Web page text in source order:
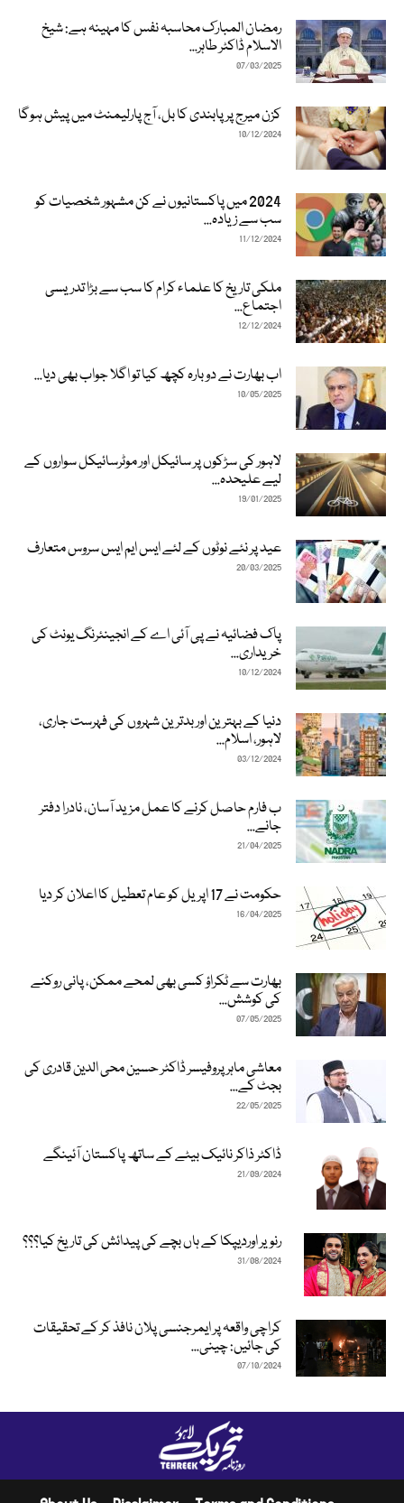
رمضان المبارک محاسبہ نفس کا مہینہ ہے: شیخ
الاسلام ڈاکٹر طاہر...
07/03/2025
کزن میرج پر پابندی کا بل، آج پارلیمنٹ میں پیش ہوگا
10/12/2024
2024 میں پاکستانیوں نے کن مشہور شخصیات کو
سب سے زیادہ...
11/12/2024
ملکی تاریخ کا علماء کرام کا سب سے بڑا تدریسی
اجتماع...
12/12/2024
اب بھارت نے دوبارہ کچھ کیا تو اگلا جواب بھی دیا...
10/05/2025
لاہور کی سڑکوں پر سائیکل اور موٹرسائیکل سواروں کے
لیے علیحدہ...
19/01/2025
عید پر نئے نوٹوں کے لئے ایس ایم ایس سروس متعارف
20/03/2025
پاک فضائیہ نے پی آئی اے کے انجینئرنگ یونٹ کی
خریداری...
10/12/2024
دنیا کے بہترین اور بدترین شہروں کی فہرست جاری،
لاہور، اسلام...
03/12/2024
ب فارم حاصل کرنے کا عمل مزید آسان، نادرا دفتر
جانے...
21/04/2025
حکومت نے 17 اپریل کو عام تعطیل کا اعلان کر دیا
16/04/2025
بھارت سے ٹکراؤ کسی بھی لمحے ممکن، پانی روکنے
کی کوشش...
07/05/2025
معاشی ماہر پروفیسر ڈاکٹر حسین محی الدین قادری کی
بجٹ کے...
22/05/2025
ڈاکٹر ذاکر نائیک بیٹے کے ساتھ پاکستان آئینگے
21/09/2024
رنویر اوردیپکا کے ہاں بچے کی پیدائش کی تاریخ کیا؟؟؟
31/08/2024
کراچی واقعہ پر ایمرجنسی پلان نافذ کر کے تحقیقات
کی جائیں: چینی...
07/10/2024